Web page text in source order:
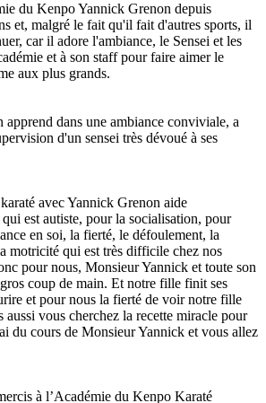
du Kenpo Yannick Grenon depuis
et, malgré le fait qu'il fait d'autres sports, il
car il adore l'ambiance, le Sensei et les
et à son staff pour faire aimer le
aux plus grands.
apprend dans une ambiance conviviale, a
d'un sensei très dévoué à ses
avec Yannick Grenon aide
est autiste, pour la socialisation, pour
en soi, la fierté, le défoulement, la
motricité qui est très difficile chez nos
pour nous, Monsieur Yannick et toute son
coup de main. Et notre fille finit ses
et pour nous la fierté de voir notre fille
vous cherchez la recette miracle pour
du cours de Monsieur Yannick et vous allez
à l’Académie du Kenpo Karaté